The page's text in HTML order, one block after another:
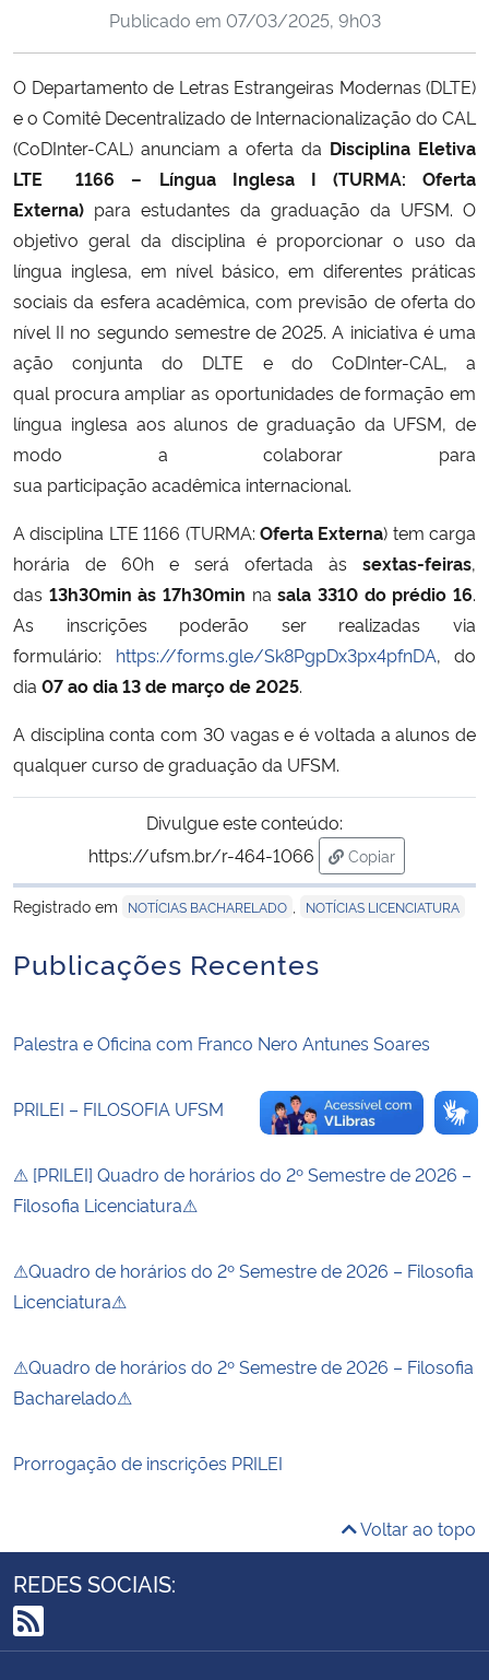
Ministério da Cidadania
Ministério da Ciência, Tecnologia, Inovações e Comunicações
Ministério do Meio Ambiente
Ministério do Turismo
Ministério do Desenvolvimento Regional
Controladoria-Geral da União
Ministério da Mulher, da Família e dos Direitos Humanos
Secretaria-Geral
Secretaria de Governo
Gabinete de Segurança Institucional
Banco Central do Brasil
Publicado em 07/03/2025, 9h03
O Departamento de Letras Estrangeiras Modernas (DLTE)
e o Comitê Decentralizado de Internacionalização do CAL
(CoDInter-CAL) anunciam a oferta da Disciplina Eletiva
LTE 1166 – Língua Inglesa I (TURMA: Oferta
Externa) para estudantes da graduação da UFSM. O
objetivo geral da disciplina é proporcionar o uso da
língua inglesa, em nível básico, em diferentes práticas
sociais da esfera acadêmica, com previsão de oferta do
nível II no segundo semestre de 2025. A iniciativa é uma
ação conjunta do DLTE e do CoDInter-CAL, a
qual procura ampliar as oportunidades de formação em
língua inglesa aos alunos de graduação da UFSM, de
modo a colaborar para
sua participação acadêmica internacional.
A disciplina LTE 1166 (TURMA: Oferta Externa) tem carga
horária de 60h e será ofertada às sextas-feiras,
das 13h30min às 17h30min nasala 3310 do prédio 16.
As inscrições poderão ser realizadas via
formulário: https://forms.gle/Sk8PgpDx3px4pfnDA, do
dia 07 ao dia 13 de marçode 2025.
A disciplina conta com 30 vagas e é voltada a alunos de
qualquer curso de graduação da UFSM.
Divulgue este conteúdo:
https://ufsm.br/r-464-1066
Copiar
para área de
Registrado em
NOTÍCIAS BACHARELADO NOTÍCIAS LICENCIATURA
Publicações Recentes
Palestra e Oficina com Franco Nero Antunes Soares
PRILEI – FILOSOFIA UFSM
⚠ [PRILEI] Quadro de horários do 2º Semestre de 2026 –
Filosofia Licenciatura⚠
⚠Quadro de horários do 2º Semestre de 2026 – Filosofia
Licenciatura⚠
⚠Quadro de horários do 2º Semestre de 2026 – Filosofia
Bacharelado⚠
Prorrogação de inscrições PRILEI
Voltar ao topo
REDES SOCIAIS:
RSS